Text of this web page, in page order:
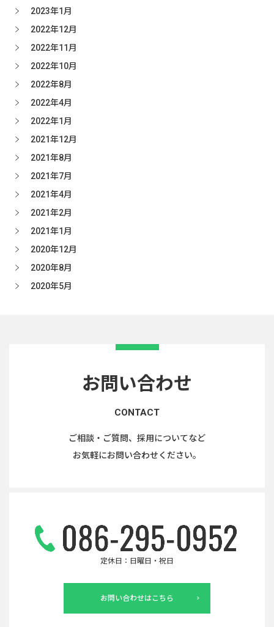
2023年1月
2022年12月
2022年11月
2022年10月
2022年8月
2022年4月
2022年1月
2021年12月
2021年8月
2021年7月
2021年4月
2021年2月
2021年1月
2020年12月
2020年8月
2020年5月
お問い合わせ
CONTACT
ご相談・ご質問、採用についてなど
お気軽にお問い合わせください。
定休日：日曜日・祝日
お問い合わせはこちら